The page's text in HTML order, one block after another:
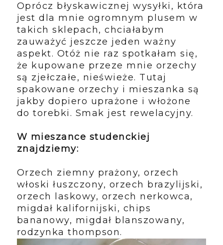
Oprócz błyskawicznej wysyłki, która
jest dla mnie ogromnym plusem w
takich sklepach, chciałabym
zauważyć jeszcze jeden ważny
aspekt. Otóż nie raz spotkałam się,
że kupowane przeze mnie orzechy
są zjełczałe, nieświeże. Tutaj
spakowane orzechy i mieszanka są
jakby dopiero uprażone i włożone
do torebki. Smak jest rewelacyjny.
W mieszance studenckiej
znajdziemy:
Orzech ziemny prażony, orzech
włoski łuszczony, orzech brazylijski,
orzech laskowy, orzech nerkowca,
migdał kalifornijski, chips
bananowy, migdał blanszowany,
rodzynka thompson.